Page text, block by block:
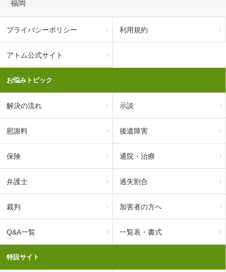
福岡
プライバシーポリシー 利用規約
アトム公式サイト
お悩みトピック
解決の流れ 示談
慰謝料 後遺障害
保険 通院・治療
弁護士 過失割合
裁判 加害者の方へ
Q&A一覧 一覧表・書式
特設サイト